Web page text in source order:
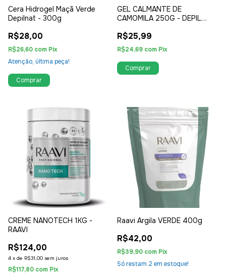
Cera Hidrogel Maçã Verde
Depilnat - 300g
R$28,00
R$26,60 com Pix
Atenção, última peça!
GEL CALMANTE DE
CAMOMILA 250G - DEPIL
R$25,99
R$24,69 com Pix
CREME NANOTECH 1KG -
RAAVI
R$124,00
4 x de R$31,00 sem juros
R$117,80 com Pix
Raavi Argila VERDE 400g
R$42,00
R$39,90 com Pix
Só restam 2 em estoque!